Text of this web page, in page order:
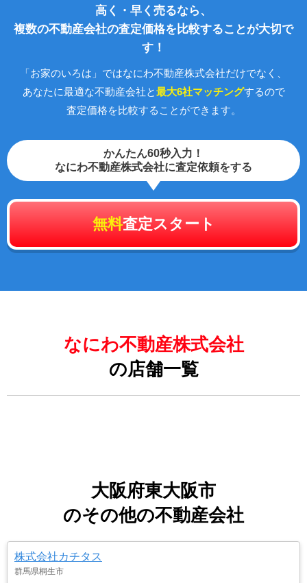
高く・早く売るなら、
複数の不動産会社の査定価格を比較することが大切で
す！
「お家のいろは」ではなにわ不動産株式会社だけでなく、
あなたに最適な不動産会社と最大6社マッチングするので
査定価格を比較することができます。
かんたん60秒入力！
なにわ不動産株式会社に査定依頼をする
無料査定スタート
なにわ不動産株式会社
の店舗一覧
大阪府東大阪市
のその他の不動産会社
株式会社カチタス
群馬県桐生市